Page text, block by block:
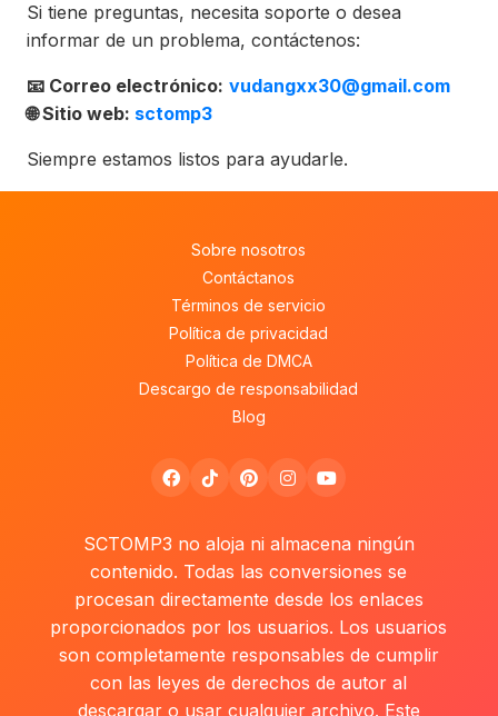
Si tiene preguntas, necesita soporte o desea
informar de un problema, contáctenos:
📧 Correo electrónico: vudangxx30@gmail.com
🌐 Sitio web: sctomp3
Siempre estamos listos para ayudarle.
Sobre nosotros
Contáctanos
Términos de servicio
Política de privacidad
Política de DMCA
Descargo de responsabilidad
Blog
SCTOMP3 no aloja ni almacena ningún
contenido. Todas las conversiones se
procesan directamente desde los enlaces
proporcionados por los usuarios. Los usuarios
son completamente responsables de cumplir
con las leyes de derechos de autor al
descargar o usar cualquier archivo. Este